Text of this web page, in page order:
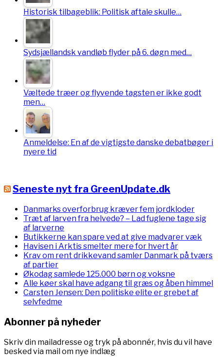
Historisk tilbageblik: Politisk aftale skulle…
Sydsjællandsk vandløb flyder på 6. døgn med…
Væltede træer og flyvende tagsten er ikke godt
men…
Anmeldelse: En af de vigtigste danske debatbøger i
nyere tid
Seneste nyt fra GreenUpdate.dk
Danmarks overforbrug kræver fem jordkloder
Træt af larven fra helvede? – Lad fuglene tage sig
af larverne
Butikkerne kan spare ved at give madvarer væk
Havisen i Arktis smelter mere for hvert år
Krav om rent drikkevand samler Danmark på tværs
af partier
Økodag samlede 125.000 børn og voksne
Alle køer skal have adgang til græs og åben himmel
Carsten Jensen: Den politiske elite er grebet af
selvfedme
Abonner på nyheder
Skriv din mailadresse og tryk på abonnér, hvis du vil have
besked via mail om nye indlæg